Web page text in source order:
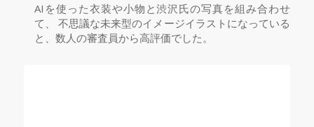
AIを使った衣装や小物と渋沢氏の写真を組み合わせ
て、 不思議な未来型のイメージイラストになっている
と、数人の審査員から高評価でした。